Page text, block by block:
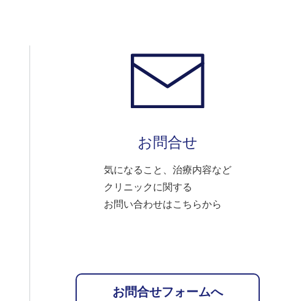
お問合せ
気になること、治療内容など
クリニックに関する
お問い合わせはこちらから
お問合せフォームへ